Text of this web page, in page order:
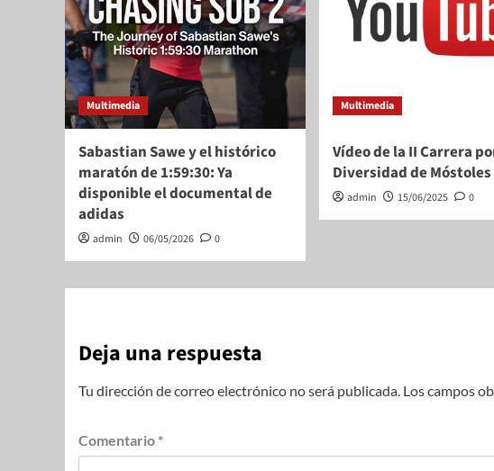
Multimedia
Sabastian Sawe y el histórico
maratón de 1:59:30: Ya
disponible el documental de
adidas
admin 06/05/2026 0
Multimedia
Vídeo de la II Carrera
Diversidad de Móstoles
admin 15/06/2025 0
Deja una respuesta
Tu dirección de correo electrónico no será publicada. Los campos
Comentario *